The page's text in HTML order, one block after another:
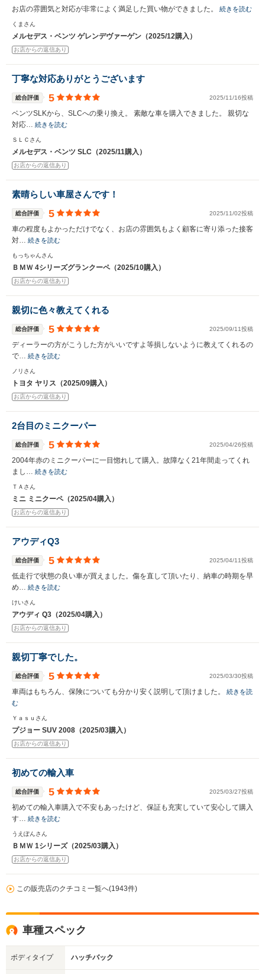
お店の雰囲気と対応が非常によく満足した買い物ができました。 続きを読む
くまさん
メルセデス・ベンツ ゲレンデヴァーゲン（2025/12購入）
お店からの返信あり
丁寧な対応ありがとうございます
総合評価 5 2025/11/16投稿
ベンツSLKから、SLCへの乗り換え。 素敵な車を購入できました。 親切な
対応… 続きを読む
ＳＬＣさん
メルセデス・ベンツ SLC（2025/11購入）
お店からの返信あり
素晴らしい車屋さんです！
総合評価 5 2025/11/02投稿
車の程度もよかっただけでなく、お店の雰囲気もよく顧客に寄り添った接客
対… 続きを読む
もっちゃんさん
ＢＭＷ 4シリーズグランクーペ（2025/10購入）
お店からの返信あり
親切に色々教えてくれる
総合評価 5 2025/09/11投稿
ディーラーの方がこうした方がいいですよ等損しないように教えてくれるの
で… 続きを読む
ノリさん
トヨタ ヤリス（2025/09購入）
お店からの返信あり
2台目のミニクーパー
総合評価 5 2025/04/26投稿
2004年赤のミニクーパーに一目惚れして購入。故障なく21年間走ってくれ
まし… 続きを読む
ＴＡさん
ミニ ミニクーペ（2025/04購入）
お店からの返信あり
アウディQ3
総合評価 5 2025/04/11投稿
低走行で状態の良い車が買えました。傷を直して頂いたり、納車の時期を早
め… 続きを読む
けいさん
アウディ Q3（2025/04購入）
お店からの返信あり
親切丁寧でした。
総合評価 5 2025/03/30投稿
車両はもちろん、保険についても分かり安く説明して頂けました。 続きを読
む
Ｙａｓｕさん
プジョー SUV 2008（2025/03購入）
お店からの返信あり
初めての輸入車
総合評価 5 2025/03/27投稿
初めての輸入車購入で不安もあったけど、保証も充実していて安心して購入
す… 続きを読む
うえぽんさん
ＢＭＷ 1シリーズ（2025/03購入）
お店からの返信あり
この販売店のクチコミ一覧へ(1943件)
車種スペック
ボディタイプ ハッチバック